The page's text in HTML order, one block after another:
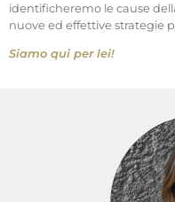
identificheremo le cause
nuove ed effettive strategie
Siamo qui per lei!